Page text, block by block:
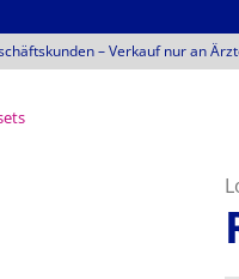
–Verkauf nur an